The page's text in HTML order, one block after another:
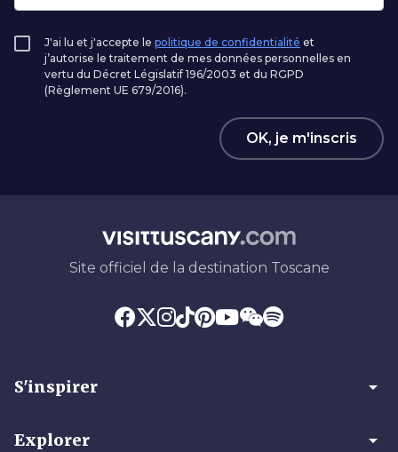
J'ai lu et j'accepte le politique de confidentialité et
j’autorise le traitement de mes données personnelles en
vertu du Décret Législatif 196/2003 et du RGPD
(Règlement UE 679/2016).
OK, je m'inscris
Site officiel de la destination Toscane
S'inspirer arrow_drop_down
Explorer arrow_drop_down